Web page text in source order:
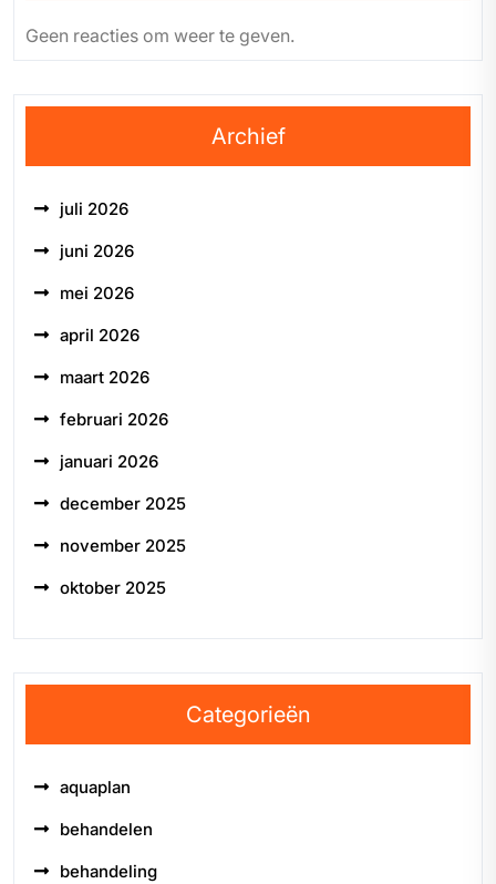
Geen reacties om weer te geven.
Archief
juli 2026
juni 2026
mei 2026
april 2026
maart 2026
februari 2026
januari 2026
december 2025
november 2025
oktober 2025
Categorieën
aquaplan
behandelen
behandeling